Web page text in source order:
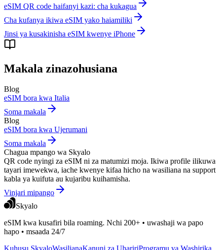
eSIM QR code haifanyi kazi: cha kukagua
Cha kufanya ikiwa eSIM yako haiamiliki
Jinsi ya kusakinisha eSIM kwenye iPhone
Makala zinazohusiana
Blog
eSIM bora kwa Italia
Soma makala
Blog
eSIM bora kwa Ujerumani
Soma makala
Chagua mpango wa Skyalo
QR code nyingi za eSIM ni za matumizi moja. Ikiwa profile ilikuwa
tayari imewekwa, iache kwenye kifaa hicho na wasiliana na support
kabla ya kuifuta au kujaribu kuihamisha.
Vinjari mipango
Skyalo
eSIM kwa kusafiri bila roaming. Nchi 200+ • uwashaji wa papo
hapo • msaada 24/7